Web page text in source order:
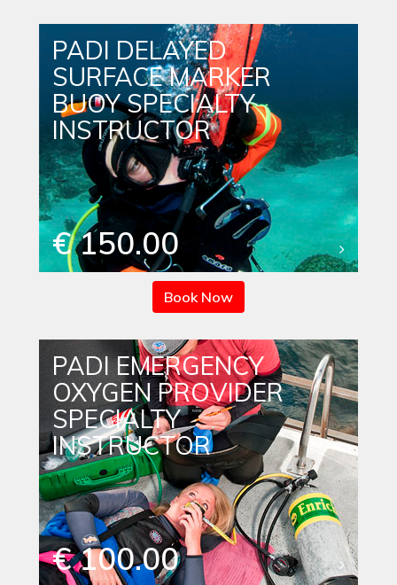
PADI DELAYED
SURFACE MARKER
BUOY SPECIALTY
INSTRUCTOR
€ 150.00
Book Now
PADI EMERGENCY
OXYGEN PROVIDER
SPECIALTY
INSTRUCTOR
€ 100.00